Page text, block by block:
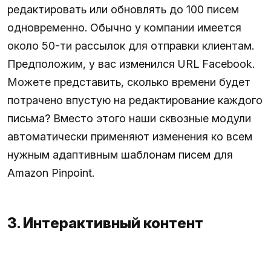
редактировать или обновлять до 100 писем
одновременно. Обычно у компании имеется
около 50-ти рассылок для отправки клиентам.
Предположим, у вас изменился URL Facebook.
Можете представить, сколько времени будет
потрачено впустую на редактирование каждого
письма? Вместо этого наши сквозные модули
автоматически применяют изменения ко всем
нужным адаптивным шаблонам писем для
Amazon Pinpoint.
3. Интерактивный контент